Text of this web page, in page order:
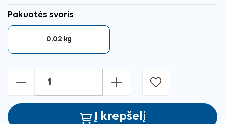
Pakuotės svoris
0.02 kg
- +
Į krepšelį